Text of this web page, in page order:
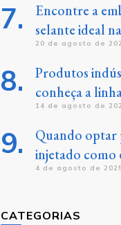
Encontre a
selante ideal
20 de agosto de
Produtos
conheça a
14 de agosto de
Quando
injetado como
4 de agosto de
CATEGORIAS